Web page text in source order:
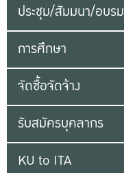
ประชุม/สัมมนา/อบรม
การศึกษา
จัดซื้อจัดจ้าง
รับสมัครบุคลากร
KU to ITA